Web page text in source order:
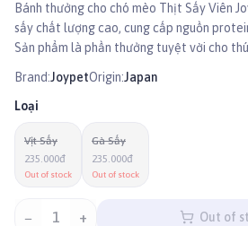
Bánh thưởng cho chó mèo Thịt Sấy Viên
sấy chất lượng cao, cung cấp nguồn
Sản phẩm là phần thưởng tuyệt vời cho
Brand:JoypetOrigin:Japan
Loại
Vịt Sấy
235.000đ
Out of stock
Gà Sấy
235.000đ
Out of stock
− 1 + Out of